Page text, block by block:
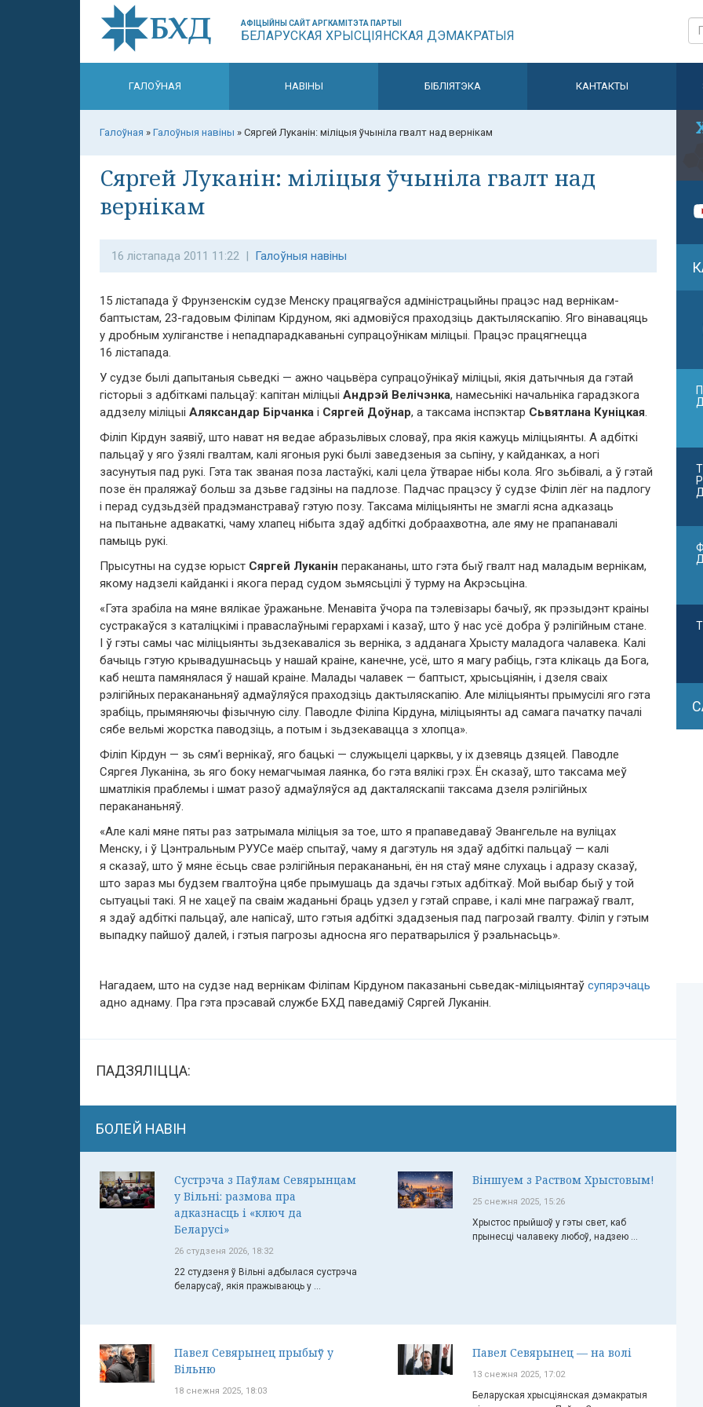
АФІЦЫЙНЫ САЙТ АРГКАМІТЭТА ПАРТЫІ
БЕЛАРУСКАЯ ХРЫСЦІЯНСКАЯ ДЭМАКРАТЫЯ
ГАЛОЎНАЯ НАВІНЫ БІБЛІЯТЭКА КАНТАКТЫ
Галоўная » Галоўныя навіны » Сяргей Луканін: міліцыя ўчыніла гвалт над вернікам
Сяргей Луканін: міліцыя ўчыніла гвалт над
вернікам
16 лістапада 2011 11:22 | Галоўныя навіны
15 лістапада ў Фрунзенскім судзе Менску працягваўся адміністрацыйны працэс над вернікам-
баптыстам, 23-гадовым Філіпам Кірдуном, які адмовіўся праходзіць дактыляскапію. Яго вінавацяць
у дробным хуліганстве і непадпарадкаваньні супрацоўнікам міліцыі. Працэс працягнецца
16 лістапада.
У судзе былі дапытаныя сьведкі — ажно чацьвёра супрацоўнікаў міліцыі, якія датычныя да гэтай
гісторыі з адбіткамі пальцаў: капітан міліцыі Андрэй Велічэнка, намесьнікі начальніка гарадзкога
аддзелу міліцыі Аляксандар Бірчанка і Сяргей Доўнар, а таксама інспэктар Сьвятлана Куніцкая.
Філіп Кірдун заявіў, што нават ня ведае абразьлівых словаў, пра якія кажуць міліцыянты. А адбіткі
пальцаў у яго ўзялі гвалтам, калі ягоныя рукі былі заведзеныя за сьпіну, у кайданках, а ногі
засунутыя пад рукі. Гэта так званая поза ластаўкі, калі цела ўтварае нібы кола. Яго зьбівалі, а ў гэтай
позе ён праляжаў больш за дзьве гадзіны на падлозе. Падчас працэсу ў судзе Філіп лёг на падлогу
і перад судзьдзёй прадэманстраваў гэтую позу. Таксама міліцыянты не змаглі ясна адказаць
на пытаньне адвакаткі, чаму хлапец нібыта здаў адбіткі добраахвотна, але яму не прапанавалі
памыць рукі.
Прысутны на судзе юрыст Сяргей Луканін перакананы, што гэта быў гвалт над маладым вернікам,
якому надзелі кайданкі і якога перад судом зьмясьцілі ў турму на Акрэсьціна.
«Гэта зрабіла на мяне вялікае ўражаньне. Менавіта ўчора па тэлевізары бачыў, як прэзыдэнт краіны
сустракаўся з каталіцкімі і праваслаўнымі герархамі і казаў, што ў нас усё добра ў рэлігійным стане.
І ў гэты самы час міліцыянты зьдзекаваліся зь верніка, з адданага Хрысту маладога чалавека. Калі
бачыць гэтую крывадушнасьць у нашай краіне, канечне, усё, што я магу рабіць, гэта клікаць да Бога,
каб нешта памянялася ў нашай краіне. Малады чалавек — баптыст, хрысьціянін, і дзеля сваіх
рэлігійных перакананьняў адмаўляўся праходзіць дактыляскапію. Але міліцыянты прымусілі яго гэта
зрабіць, прымяняючы фізычную сілу. Паводле Філіпа Кірдуна, міліцыянты ад самага пачатку пачалі
сябе вельмі жорстка паводзіць, а потым і зьдзекавацца з хлопца».
Філіп Кірдун — зь сям’і вернікаў, яго бацькі — служыцелі царквы, у іх дзевяць дзяцей. Паводле
Сяргея Луканіна, зь яго боку немагчымая лаянка, бо гэта вялікі грэх. Ён сказаў, што таксама меў
шматлікія праблемы і шмат разоў адмаўляўся ад дакталяскапіі таксама дзеля рэлігійных
перакананьняў.
«Але калі мяне пяты раз затрымала міліцыя за тое, што я прапаведаваў Эвангельле на вуліцах
Менску, і ў Цэнтральным РУУСе маёр спытаў, чаму я дагэтуль ня здаў адбіткі пальцаў — калі
я сказаў, што ў мяне ёсьць свае рэлігійныя перакананьні, ён ня стаў мяне слухаць і адразу сказаў,
што зараз мы будзем гвалтоўна цябе прымушаць да здачы гэтых адбіткаў. Мой выбар быў у той
сытуацыі такі. Я не хацеў па сваім жаданьні браць удзел у гэтай справе, і калі мне пагражаў гвалт,
я здаў адбіткі пальцаў, але напісаў, што гэтыя адбіткі здадзеныя пад пагрозай гвалту. Філіп у гэтым
выпадку пайшоў далей, і гэтыя пагрозы адносна яго ператварыліся ў рэальнасьць».
Нагадаем, што на судзе над вернікам Філіпам Кірдуном паказаньні сьведак-міліцыянтаў супярэчаць
адно аднаму. Пра гэта прэсавай службе БХД паведаміў Сяргей Луканін.
ПАДЗЯЛІЦЦА:
БОЛЕЙ НАВІН
Сустрэча з Паўлам Севярынцам
у Вільні: размова пра
адказнасць і «ключ да
Беларусі»
26 студзеня 2026, 18:32
22 студзеня ў Вільні адбылася сустрэча
беларусаў, якія пражываюць у ...
Віншуем з Раством Хрыстовым!
25 снежня 2025, 15:26
Хрыстос прыйшоў у гэты свет, каб
прынесці чалавеку любоў, надзею ...
Павел Севярынец прыбыў у
Вільню
18 снежня 2025, 18:03
Павел Севярынец — на волі
13 снежня 2025, 17:02
Беларуская хрысціянская дэмакратыя